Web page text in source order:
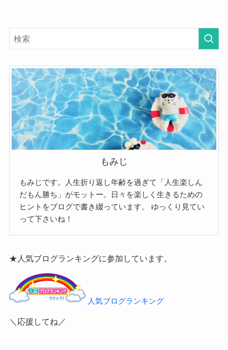
もみじ
もみじです。人生折り返し年齢を過ぎて「人生楽しん
だもん勝ち」がモットー。日々を楽しく生きるための
ヒントをブログで書き綴っています。
ゆっくり見てい
って下さいね！
★人気ブログランキングに参加しています。
人気ブログランキング
＼応援してね／